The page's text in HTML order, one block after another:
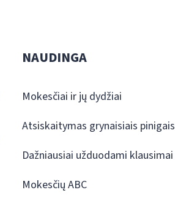
NAUDINGA
Mokesčiai ir jų dydžiai
Atsiskaitymas grynaisiais pinigais
Dažniausiai užduodami klausimai
Mokesčių ABC